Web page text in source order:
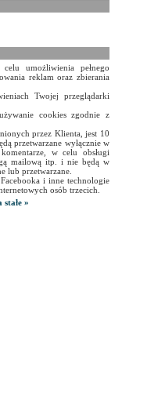
umożliwienia pełnego
reklam oraz zbierania
Twojej przeglądarki
cookies zgodnie z
przez Klienta, jest 10
przetwarzane wyłącznie w
w celu obsługi
mailową itp. i nie będą w
lub przetwarzane.
i inne technologie
osób trzecich.
»